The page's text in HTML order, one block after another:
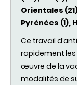
Orientales
Pyrénées (1),
Ce travail
rapidement les
œuvre de la
modalités de